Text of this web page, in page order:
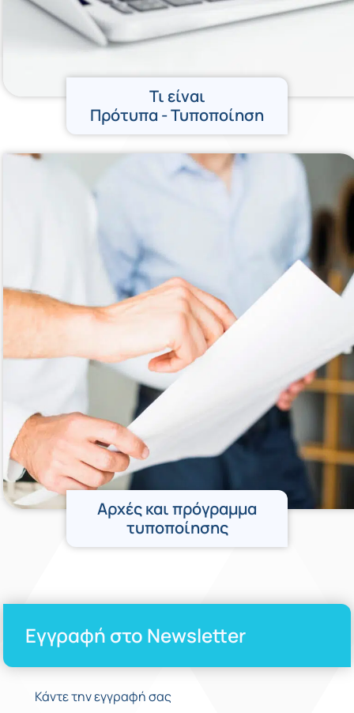
Τι είναι
Πρότυπα - Τυποποίηση
Αρχές και πρόγραμμα
τυποποίησης
Εγγραφή στο Newsletter
Κάντε την εγγραφή σας